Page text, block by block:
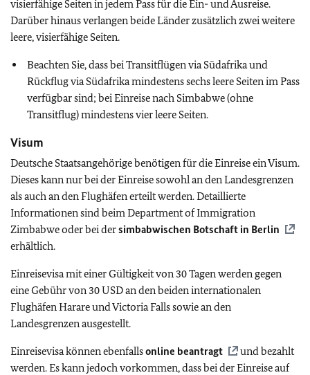
visierfähige Seiten in jedem Pass für die Ein- und Ausreise.
Darüber hinaus verlangen beide Länder zusätzlich zwei weitere
leere, visierfähige Seiten.
Beachten Sie, dass bei Transitflügen via Südafrika und
Rückflug via Südafrika mindestens sechs leere Seiten im Pass
verfügbar sind; bei Einreise nach Simbabwe (ohne
Transitflug) mindestens vier leere Seiten.
Visum
Deutsche Staatsangehörige benötigen für die Einreise ein Visum.
Dieses kann nur bei der Einreise sowohl an den Landesgrenzen
als auch an den Flughäfen erteilt werden. Detaillierte
Informationen sind beim Department of Immigration
Zimbabwe oder bei dersimbabwischen Botschaft in Berlin
erhältlich.
Einreisevisa mit einer Gültigkeit von 30 Tagen werden gegen
eine Gebühr von 30 USD an den beiden internationalen
Flughäfen Harare und Victoria Falls sowie an den
Landesgrenzen ausgestellt.
Einreisevisa können ebenfallsonline beantragt
und bezahlt
werden. Es kann jedoch vorkommen, dass bei der Einreise auf